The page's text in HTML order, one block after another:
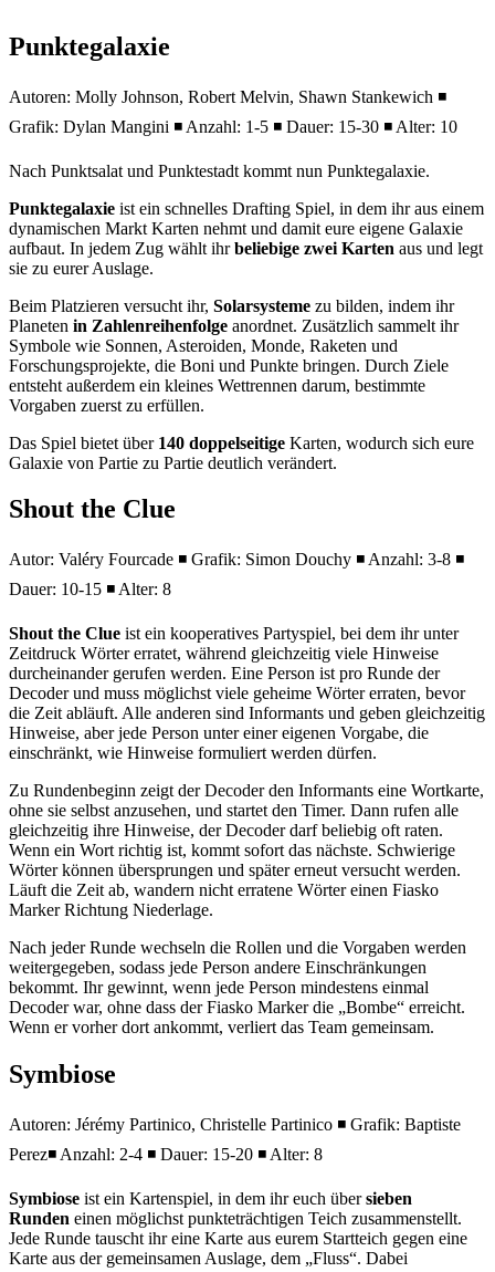
Punktegalaxie
Autoren: Molly Johnson, Robert Melvin, Shawn Stankewich ◾
Grafik: Dylan Mangini ◾ Anzahl: 1-5 ◾ Dauer: 15-30 ◾ Alter: 10
Nach Punktsalat und Punktestadt kommt nun Punktegalaxie.
Punktegalaxie ist ein schnelles Drafting Spiel, in dem ihr aus einem
dynamischen Markt Karten nehmt und damit eure eigene Galaxie
aufbaut. In jedem Zug wählt ihrbeliebige zwei Karten aus und legt
sie zu eurer Auslage.
Beim Platzieren versucht ihr, Solarsysteme zu bilden, indem ihr
Planeten in Zahlenreihenfolge anordnet. Zusätzlich sammelt ihr
Symbole wie Sonnen, Asteroiden, Monde, Raketen und
Forschungsprojekte, die Boni und Punkte bringen. Durch Ziele
entsteht außerdem ein kleines Wettrennen darum, bestimmte
Vorgaben zuerst zu erfüllen.
Das Spiel bietet über 140 doppelseitige Karten, wodurch sich eure
Galaxie von Partie zu Partie deutlich verändert.
Shout the Clue
Autor: Valéry Fourcade ◾ Grafik: Simon Douchy ◾ Anzahl: 3-8 ◾
Dauer: 10-15 ◾ Alter: 8
Shout the Clue ist ein kooperatives Partyspiel, bei dem ihr unter
Zeitdruck Wörter erratet, während gleichzeitig viele Hinweise
durcheinander gerufen werden. Eine Person ist pro Runde der
Decoder und muss möglichst viele geheime Wörter erraten, bevor
die Zeit abläuft. Alle anderen sind Informants und geben gleichzeitig
Hinweise, aber jede Person unter einer eigenen Vorgabe, die
einschränkt, wie Hinweise formuliert werden dürfen.
Zu Rundenbeginn zeigt der Decoder den Informants eine Wortkarte,
ohne sie selbst anzusehen, und startet den Timer. Dann rufen alle
gleichzeitig ihre Hinweise, der Decoder darf beliebig oft raten.
Wenn ein Wort richtig ist, kommt sofort das nächste. Schwierige
Wörter können übersprungen und später erneut versucht werden.
Läuft die Zeit ab, wandern nicht erratene Wörter einen Fiasko
Marker Richtung Niederlage.
Nach jeder Runde wechseln die Rollen und die Vorgaben werden
weitergegeben, sodass jede Person andere Einschränkungen
bekommt. Ihr gewinnt, wenn jede Person mindestens einmal
Decoder war, ohne dass der Fiasko Marker die „Bombe“ erreicht.
Wenn er vorher dort ankommt, verliert das Team gemeinsam.
Symbiose
Autoren: Jérémy Partinico, Christelle Partinico ◾ Grafik: Baptiste
Perez◾ Anzahl: 2-4 ◾ Dauer: 15-20 ◾ Alter: 8
Symbiose ist ein Kartenspiel, in dem ihr euch übersieben
Runden einen möglichst punkteträchtigen Teich zusammenstellt.
Jede Runde tauscht ihr eine Karte aus eurem Startteich gegen eine
Karte aus der gemeinsamen Auslage, dem „Fluss“. Dabei